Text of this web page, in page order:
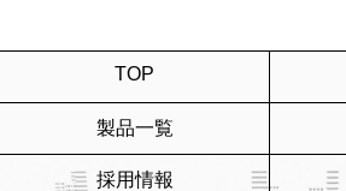
TOP
製品一覧
採用情報